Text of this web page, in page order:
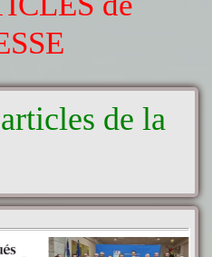
de la